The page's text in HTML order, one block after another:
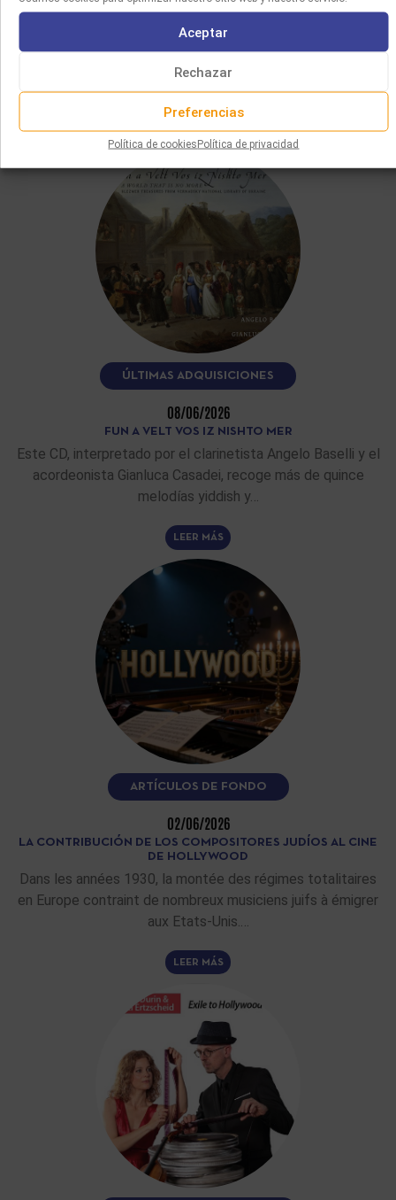
Aceptar
Rechazar
Preferencias
Política de cookiesPolítica de privacidad
TAMBIÉN LE GUSTARÁ
ÚLTIMAS ADQUISICIONES
08/06/2026
FUN A VELT VOS IZ NISHTO MER
Este CD, interpretado por el clarinetista Angelo Baselli y el
acordeonista Gianluca Casadei, recoge más de quince
melodías yiddish y…
LEER MÁS
ARTÍCULOS DE FONDO
02/06/2026
LA CONTRIBUCIÓN DE LOS COMPOSITORES JUDÍOS AL CINE
DE HOLLYWOOD
Dans les années 1930, la montée des régimes totalitaires
en Europe contraint de nombreux musiciens juifs à émigrer
aux Etats-Unis.…
LEER MÁS